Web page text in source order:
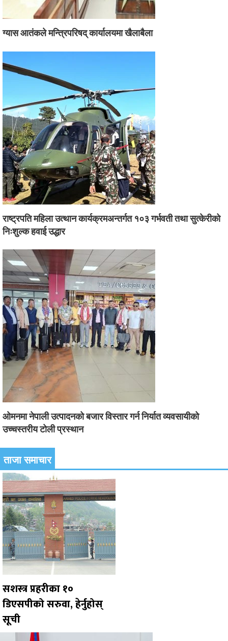
ग्यास आतंकले मन्त्रिपरिषद् कार्यालयमा खैलाबैला
राष्ट्रपति महिला उत्थान कार्यक्रमअन्तर्गत १०३ गर्भवती तथा सुत्केरीको
निःशुल्क हवाई उद्धार
ओमनमा नेपाली उत्पादनको बजार विस्तार गर्न निर्यात व्यवसायीको
उच्चस्तरीय टोली प्रस्थान
ताजा समाचार
सशस्त्र प्रहरीका १०
डिएसपीको सरुवा, हेर्नुहोस्
सूची